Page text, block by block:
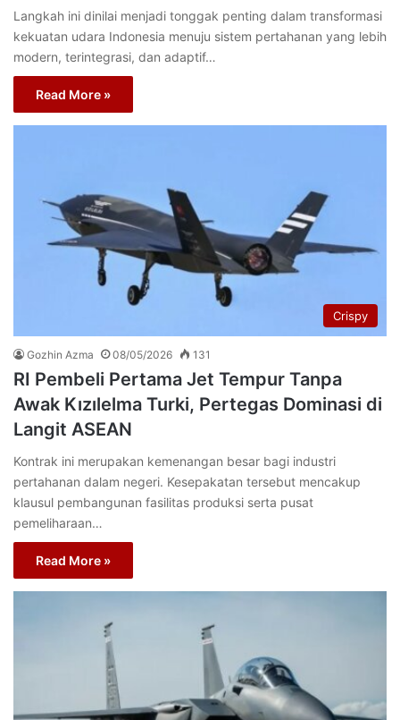
Langkah ini dinilai menjadi tonggak penting dalam transformasi
kekuatan udara Indonesia menuju sistem pertahanan yang lebih
modern, terintegrasi, dan adaptif…
Read More »
Crispy
Gozhin Azma 08/05/2026 131
RI Pembeli Pertama Jet Tempur Tanpa
Awak Kızılelma Turki, Pertegas Dominasi di
Langit ASEAN
Kontrak ini merupakan kemenangan besar bagi industri
pertahanan dalam negeri. Kesepakatan tersebut mencakup
klausul pembangunan fasilitas produksi serta pusat
pemeliharaan…
Read More »